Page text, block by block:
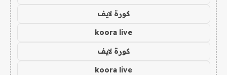
كورة لايف
koora live
كورة لايف
koora live